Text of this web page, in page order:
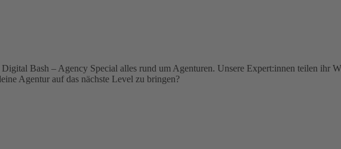
Bash – Agency Special alles rund um Agenturen. Unsere Expert:innen teilen ihr
Agentur auf das nächste Level zu bringen?